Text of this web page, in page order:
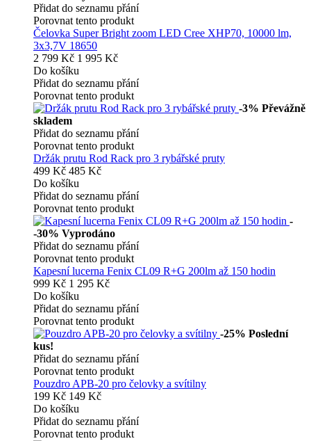
Přidat do seznamu přání
Porovnat tento produkt
Čelovka Super Bright zoom LED Cree XHP70, 10000 lm,
3x3,7V 18650
2 799 Kč 1 995 Kč
Do košíku
Přidat do seznamu přání
Porovnat tento produkt
-3% Převážně
skladem
Přidat do seznamu přání
Porovnat tento produkt
Držák prutu Rod Rack pro 3 rybářské pruty
499 Kč 485 Kč
Do košíku
Přidat do seznamu přání
Porovnat tento produkt
-
-30% Vyprodáno
Přidat do seznamu přání
Porovnat tento produkt
Kapesní lucerna Fenix CL09 R+G 200lm až 150 hodin
999 Kč 1 295 Kč
Do košíku
Přidat do seznamu přání
Porovnat tento produkt
-25% Poslední
kus!
Přidat do seznamu přání
Porovnat tento produkt
Pouzdro APB-20 pro čelovky a svítilny
199 Kč 149 Kč
Do košíku
Přidat do seznamu přání
Porovnat tento produkt